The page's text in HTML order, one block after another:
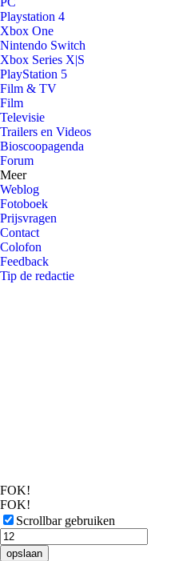
Playstation 4
Xbox One
Nintendo Switch
Xbox Series X|S
PlayStation 5
Film & TV
Film
Televisie
Trailers en Videos
Bioscoopagenda
Forum
Meer
Weblog
Fotoboek
Prijsvragen
Contact
Colofon
Feedback
Tip de redactie
FOK!
FOK!
Scrollbar gebruiken
opslaan